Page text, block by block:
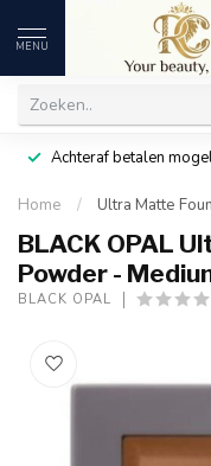
MENU
Achteraf betalen
Home / Ultra Matte
BLACK OPAL
Powder -
BLACK OPAL